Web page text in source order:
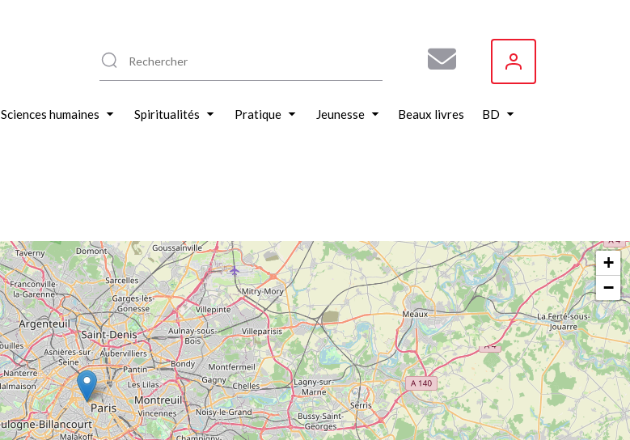
Sciences humaines Spiritualités Pratique Jeunesse Beaux livres BD
+
−